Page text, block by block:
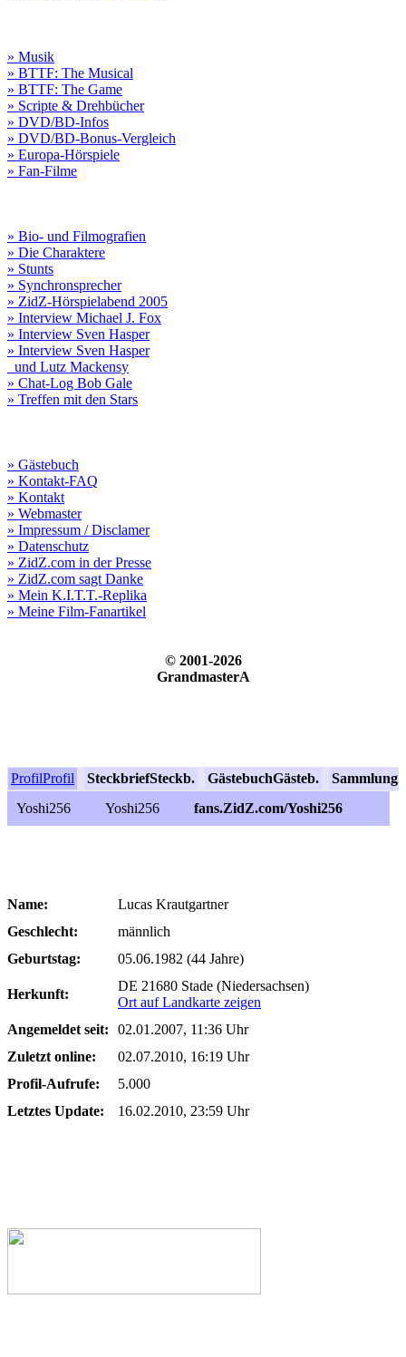
» Musik
» BTTF: The Musical
» BTTF: The Game
» Scripte & Drehbücher
» DVD/BD-Infos
» DVD/BD-Bonus-Vergleich
» Europa-Hörspiele
» Fan-Filme
» Bio- und Filmografien
» Die Charaktere
» Stunts
» Synchronsprecher
» ZidZ-Hörspielabend 2005
» Interview Michael J. Fox
» Interview Sven Hasper
» Interview Sven Hasper
und Lutz Mackensy
» Chat-Log Bob Gale
» Treffen mit den Stars
» Gästebuch
» Kontakt-FAQ
» Kontakt
» Webmaster
» Impressum / Disclamer
» Datenschutz
» ZidZ.com in der Presse
» ZidZ.com sagt Danke
» Mein K.I.T.T.-Replika
» Meine Film-Fanartikel
© 2001-2026
GrandmasterA
ProfilProfil SteckbriefSteckb. GästebuchGästeb. Sammlung
Yoshi256
Yoshi256 fans.ZidZ.com/Yoshi256
Name:
Lucas Krautgartner
Geschlecht:
männlich
Geburtstag:
05.06.1982 (44 Jahre)
Herkunft:
DE 21680 Stade (Niedersachsen)
Ort auf Landkarte zeigen
Angemeldet seit:
02.01.2007, 11:36 Uhr
Zuletzt online:
02.07.2010, 16:19 Uhr
Profil-Aufrufe:
5.000
Letztes Update:
16.02.2010, 23:59 Uhr